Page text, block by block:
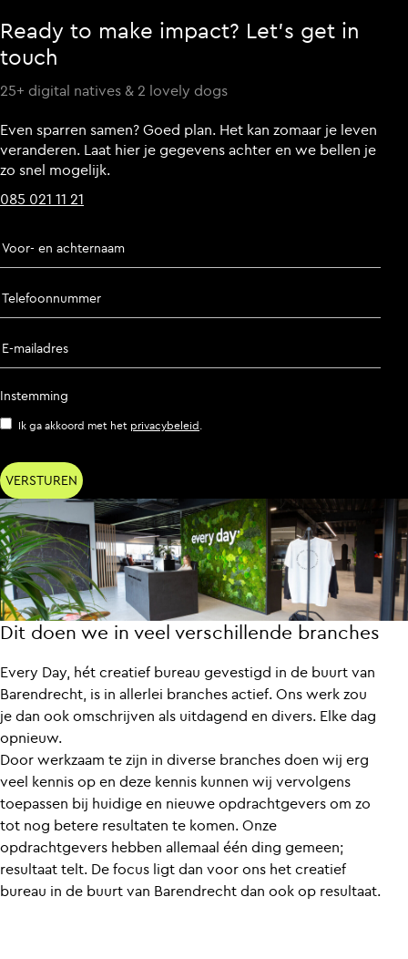
Ready to make impact? Let’s get in
touch
25+ digital natives & 2 lovely dogs
Even sparren samen? Goed plan. Het kan zomaar je leven
veranderen. Laat hier je gegevens achter en we bellen je
zo snel mogelijk.
085 021 11 21
Voor- en achternaam
Telefoonnummer
E-mailadres
Instemming
Ik ga akkoord met het privacybeleid.
Dit doen we in veel verschillende branches
Every Day, hét creatief bureau gevestigd in de buurt van
Barendrecht, is in allerlei branches actief. Ons werk zou
je dan ook omschrijven als uitdagend en divers. Elke dag
opnieuw.
Door werkzaam te zijn in diverse branches doen wij erg
veel kennis op en deze kennis kunnen wij vervolgens
toepassen bij huidige en nieuwe opdrachtgevers om zo
tot nog betere resultaten te komen. Onze
opdrachtgevers hebben allemaal één ding gemeen;
resultaat telt. De focus ligt dan voor ons het creatief
bureau in de buurt van Barendrecht dan ook op resultaat.